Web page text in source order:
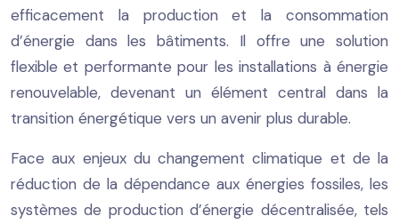
efficacement la production et la consommation
d’énergie dans les bâtiments. Il offre une solution
flexible et performante pour les installations à énergie
renouvelable, devenant un élément central dans la
transition énergétique vers un avenir plus durable.
Face aux enjeux du changement climatique et de la
réduction de la dépendance aux énergies fossiles, les
systèmes de production d’énergie décentralisée, tels